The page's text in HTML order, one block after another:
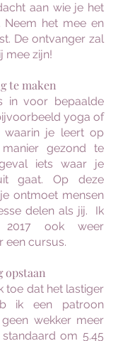
aan wie je het
Neem het mee en
De ontvanger zal
mee zijn!
te maken
in voor bepaalde
yoga of
waarin je leert op
gezond te
iets waar je
gaat. Op deze
ontmoet mensen
delen als jij. Ik
ook weer
een cursus.
opstaan
toe dat het lastiger
ik een patroon
wekker meer
om 5.45